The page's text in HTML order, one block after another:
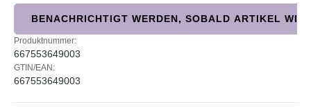
BENACHRICHTIGT WERDEN, SOBALD ARTIKEL
Produktnummer:
667553649003
GTIN/EAN:
667553649003